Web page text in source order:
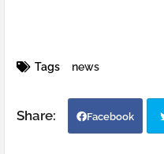
Tags news
Facebook